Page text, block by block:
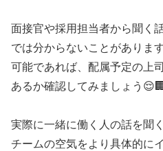
面接官や採用担当者から聞く
では分からないことがあります
可能であれば、配属予定の上
あるか確認してみましょう😌🏢
実際に一緒に働く人の話を聞
チームの空気をより具体的に